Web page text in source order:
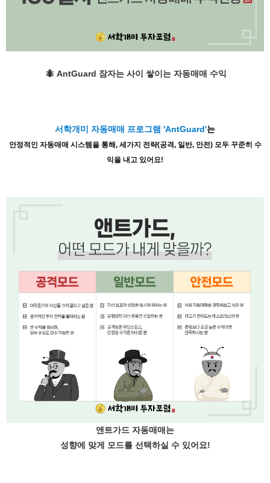
🐜 AntGuard 잠자는 사이 쌓이는 자동매매 수익
서학개미 자동매매 프로그램 'AntGuard'는
안정적인 자동매매 시스템을 통해, 세가지 전략(공격, 일반, 안전) 모두 꾸준히 수
익을 내고 있어요!
앤트가드 자동매매는
성향에 맞게 모드를 선택하실 수 있어요!